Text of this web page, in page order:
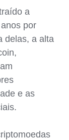
a
por
delas, a alta
e as